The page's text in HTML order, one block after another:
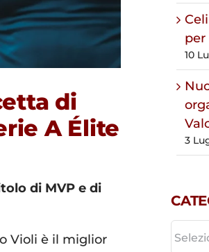
di
A Élite
di MVP e di
Violi è il miglior
per
10
3